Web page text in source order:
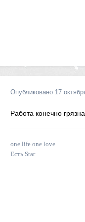
Опубликовано 17
Работа конечно
one life one love
Есть Star